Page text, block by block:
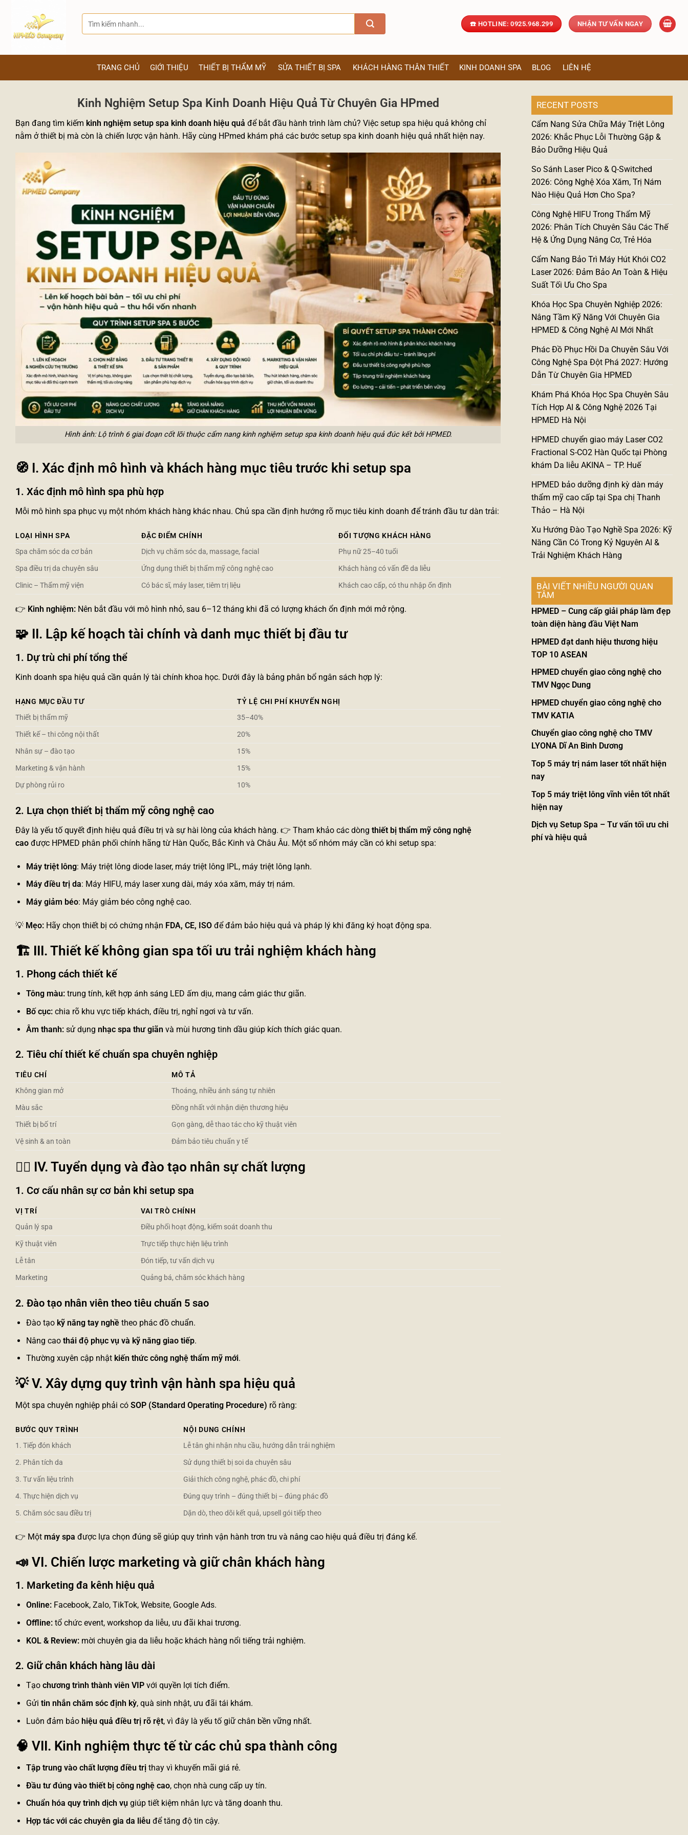
kiếm:
☎️ HOTLINE: 0925.968.299 NHẬN TƯ VẤN NGAY
TRANG CHỦ GIỚI THIỆU THIẾT BỊ THẨM MỸ SỬA THIẾT BỊ SPA KHÁCH HÀNG THÂN THIẾT KINH DOANH SPA BLOG LIÊN HỆ
Kinh Nghiệm Setup Spa Kinh Doanh Hiệu Quả Từ Chuyên Gia HPmed
Bạn đang tìm kiếm kinh nghiệm setup spa kinh doanh hiệu quả để bắt đầu hành trình làm chủ? Việc setup spa hiệu quả không chỉ
nằm ở thiết bị mà còn là chiến lược vận hành. Hãy cùng HPmed khám phá các bước setup spa kinh doanh hiệu quả nhất hiện nay.
Hình ảnh: Lộ trình 6 giai đoạn cốt lõi thuộc cẩm nang kinh nghiệm setup spa kinh doanh hiệu quả đúc kết bởi HPMED.
🧭 I. Xác định mô hình và khách hàng mục tiêu trước khi setup spa
1. Xác định mô hình spa phù hợp
Mỗi mô hình spa phục vụ một nhóm khách hàng khác nhau. Chủ spa cần định hướng rõ mục tiêu kinh doanh để tránh đầu tư dàn trải:
LOẠI HÌNH SPA ĐẶC ĐIỂM CHÍNH
ĐỐI TƯỢNG KHÁCH HÀNG
Spa chăm sóc da cơ bản
Dịch vụ chăm sóc da, massage, facial
Phụ nữ 25–40 tuổi
Spa điều trị da chuyên sâu
Ứng dụng thiết bị thẩm mỹ công nghệ cao
Khách hàng có vấn đề da liễu
Clinic – Thẩm mỹ viện
Có bác sĩ, máy laser, tiêm trị liệu Khách cao cấp, có thu nhập ổn định
👉 Kinh nghiệm: Nên bắt đầu với mô hình nhỏ, sau 6–12 tháng khi đã có lượng khách ổn định mới mở rộng.
🧩 II. Lập kế hoạch tài chính và danh mục thiết bị đầu tư
1. Dự trù chi phí tổng thể
Kinh doanh spa hiệu quả cần quản lý tài chính khoa học. Dưới đây là bảng phân bổ ngân sách hợp lý:
HẠNG MỤC ĐẦU TƯ
TỶ LỆ CHI PHÍ KHUYẾN NGHỊ
Thiết bị thẩm mỹ
35–40%
Thiết kế – thi công nội thất
20%
Nhân sự – đào tạo
15%
Marketing & vận hành
15%
Dự phòng rủi ro
10%
2. Lựa chọn thiết bị thẩm mỹ công nghệ cao
Đây là yếu tố quyết định hiệu quả điều trị và sự hài lòng của khách hàng. 👉 Tham khảo các dòng thiết bị thẩm mỹ công nghệ
cao được HPMED phân phối chính hãng từ Hàn Quốc, Bắc Kinh và Châu Âu. Một số nhóm máy cần có khi setup spa:
Máy triệt lông: Máy triệt lông diode laser, máy triệt lông IPL, máy triệt lông lạnh.
Máy điều trị da: Máy HIFU, máy laser xung dài, máy xóa xăm, máy trị nám.
Máy giảm béo: Máy giảm béo công nghệ cao.
💡 Mẹo: Hãy chọn thiết bị có chứng nhận FDA, CE, ISO để đảm bảo hiệu quả và pháp lý khi đăng ký hoạt động spa.
🏗️ III. Thiết kế không gian spa tối ưu trải nghiệm khách hàng
1. Phong cách thiết kế
Tông màu:trung tính, kết hợp ánh sáng LED ấm dịu, mang cảm giác thư giãn.
Bố cục:chia rõ khu vực tiếp khách, điều trị, nghỉ ngơi và tư vấn.
Âm thanh:sử dụng nhạc spa thư giãn và mùi hương tinh dầu giúp kích thích giác quan.
2. Tiêu chí thiết kế chuẩn spa chuyên nghiệp
TIÊU CHÍ
MÔ TẢ
Không gian mở
Thoáng, nhiều ánh sáng tự nhiên
Màu sắc
Đồng nhất với nhận diện thương hiệu
Thiết bị bố trí
Gọn gàng, dễ thao tác cho kỹ thuật viên
Vệ sinh & an toàn
Đảm bảo tiêu chuẩn y tế
👩‍⚕️ IV. Tuyển dụng và đào tạo nhân sự chất lượng
1. Cơ cấu nhân sự cơ bản khi setup spa
VỊ TRÍ
VAI TRÒ CHÍNH
Quản lý spa
Điều phối hoạt động, kiểm soát doanh thu
Kỹ thuật viên
Trực tiếp thực hiện liệu trình
Lễ tân
Đón tiếp, tư vấn dịch vụ
Marketing
Quảng bá, chăm sóc khách hàng
2. Đào tạo nhân viên theo tiêu chuẩn 5 sao
Đào tạo kỹ năng tay nghềtheo phác đồ chuẩn.
Nâng cao thái độ phục vụ và kỹ năng giao tiếp.
Thường xuyên cập nhật kiến thức công nghệ thẩm mỹ mới.
💡V. Xây dựng quy trình vận hành spa hiệu quả
Một spa chuyên nghiệp phải có SOP (Standard Operating Procedure) rõ ràng:
BƯỚC QUY TRÌNH
NỘI DUNG CHÍNH
1. Tiếp đón khách
Lễ tân ghi nhận nhu cầu, hướng dẫn trải nghiệm
2. Phân tích da
Sử dụng thiết bị soi da chuyên sâu
3. Tư vấn liệu trình
Giải thích công nghệ, phác đồ, chi phí
4. Thực hiện dịch vụ
Đúng quy trình – đúng thiết bị – đúng phác đồ
5. Chăm sóc sau điều trị
Dặn dò, theo dõi kết quả, upsell gói tiếp theo
👉 Một máy spa được lựa chọn đúng sẽ giúp quy trình vận hành trơn tru và nâng cao hiệu quả điều trị đáng kể.
📣 VI. Chiến lược marketing và giữ chân khách hàng
1. Marketing đa kênh hiệu quả
Online:Facebook, Zalo, TikTok, Website, Google Ads.
Offline:tổ chức event, workshop da liễu, ưu đãi khai trương.
KOL & Review:mời chuyên gia da liễu hoặc khách hàng nổi tiếng trải nghiệm.
2. Giữ chân khách hàng lâu dài
Tạo chương trình thành viên VIPvới quyền lợi tích điểm.
Gửi tin nhắn chăm sóc định kỳ, quà sinh nhật, ưu đãi tái khám.
Luôn đảm bảo hiệu quả điều trị rõ rệt, vì đây là yếu tố giữ chân bền vững nhất.
🧠 VII. Kinh nghiệm thực tế từ các chủ spa thành công
Tập trung vào chất lượng điều trịthay vì khuyến mãi giá rẻ.
Đầu tư đúng vào thiết bị công nghệ cao, chọn nhà cung cấp uy tín.
Chuẩn hóa quy trình dịch vụ giúp tiết kiệm nhân lực và tăng doanh thu.
Hợp tác với các chuyên gia da liễu để tăng độ tin cậy.
RECENT POSTS
Cẩm Nang Sửa Chữa Máy Triệt Lông
2026: Khắc Phục Lỗi Thường Gặp &
Bảo Dưỡng Hiệu Quả
So Sánh Laser Pico & Q-Switched
2026: Công Nghệ Xóa Xăm, Trị Nám
Nào Hiệu Quả Hơn Cho Spa?
Công Nghệ HIFU Trong Thẩm Mỹ
2026: Phân Tích Chuyên Sâu Các Thế
Hệ & Ứng Dụng Nâng Cơ, Trẻ Hóa
Cẩm Nang Bảo Trì Máy Hút Khói CO2
Laser 2026: Đảm Bảo An Toàn & Hiệu
Suất Tối Ưu Cho Spa
Khóa Học Spa Chuyên Nghiệp 2026:
Nâng Tầm Kỹ Năng Với Chuyên Gia
HPMED & Công Nghệ AI Mới Nhất
Phác Đồ Phục Hồi Da Chuyên Sâu Với
Công Nghệ Spa Đột Phá 2027: Hướng
Dẫn Từ Chuyên Gia HPMED
Khám Phá Khóa Học Spa Chuyên Sâu
Tích Hợp AI & Công Nghệ 2026 Tại
HPMED Hà Nội
HPMED chuyển giao máy Laser CO2
Fractional S-CO2 Hàn Quốc tại Phòng
khám Da liễu AKINA – TP. Huế
HPMED bảo dưỡng định kỳ dàn máy
thẩm mỹ cao cấp tại Spa chị Thanh
Thảo – Hà Nội
Xu Hướng Đào Tạo Nghề Spa 2026: Kỹ
Năng Cần Có Trong Kỷ Nguyên AI &
Trải Nghiệm Khách Hàng
BÀI VIẾT NHIỀU NGƯỜI QUAN
TÂM
HPMED – Cung cấp giải pháp làm đẹp
toàn diện hàng đầu Việt Nam
HPMED đạt danh hiệu thương hiệu
TOP 10 ASEAN
HPMED chuyển giao công nghệ cho
TMV Ngọc Dung
HPMED chuyển giao công nghệ cho
TMV KATIA
Chuyển giao công nghệ cho TMV
LYONA Dĩ An Bình Dương
Top 5 máy trị nám laser tốt nhất hiện
nay
Top 5 máy triệt lông vĩnh viễn tốt nhất
hiện nay
Dịch vụ Setup Spa – Tư vấn tối ưu chi
phí và hiệu quả